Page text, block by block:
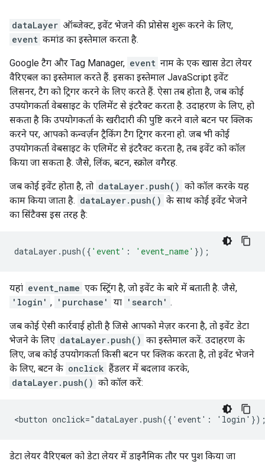
dataLayer ऑब्जेक्ट, इवेंट भेजने की प्रोसेस शुरू करने के लिए,
event कमांड का इस्तेमाल करता है.
Google टैग और Tag Manager, event नाम के एक खास डेटा लेयर
वैरिएबल का इस्तेमाल करते हैं. इसका इस्तेमाल JavaScript इवेंट
लिसनर, टैग को ट्रिगर करने के लिए करते हैं. ऐसा तब होता है, जब कोई
उपयोगकर्ता वेबसाइट के एलिमेंट से इंटरैक्ट करता है. उदाहरण के लिए, हो
सकता है कि उपयोगकर्ता के खरीदारी की पुष्टि करने वाले बटन पर क्लिक
करने पर, आपको कन्वर्ज़न ट्रैकिंग टैग ट्रिगर करना हो. जब भी कोई
उपयोगकर्ता वेबसाइट के एलिमेंट से इंटरैक्ट करता है, तब इवेंट को कॉल
किया जा सकता है. जैसे, लिंक, बटन, स्क्रोल वगैरह.
जब कोई इवेंट होता है, तो dataLayer.push() को कॉल करके यह
काम किया जाता है. dataLayer.push() के साथ कोई इवेंट भेजने
का सिंटैक्स इस तरह है:
dataLayer .push({ 'event' : 'event_name' });
यहां event_name एक स्ट्रिंग है, जो इवेंट के बारे में बताती है. जैसे,
'login' , 'purchase' या 'search' .
जब कोई ऐसी कार्रवाई होती है जिसे आपको मेज़र करना है, तो इवेंट डेटा
भेजने के लिए dataLayer.push() का इस्तेमाल करें. उदाहरण के
लिए, जब कोई उपयोगकर्ता किसी बटन पर क्लिक करता है, तो इवेंट भेजने
के लिए, बटन के onclick हैंडलर में बदलाव करके,
dataLayer.push() को कॉल करें:
डेटा लेयर वैरिएबल को डेटा लेयर में डाइनैमिक तौर पर पुश किया जा